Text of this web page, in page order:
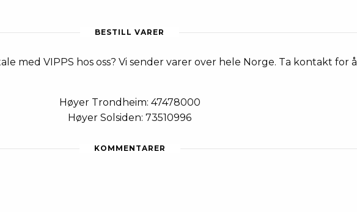
BESTILL VARER
med VIPPS hos oss? Vi sender varer over hele Norge. Ta kontakt for å
Høyer Trondheim: 47478000
Høyer Solsiden: 73510996
KOMMENTARER